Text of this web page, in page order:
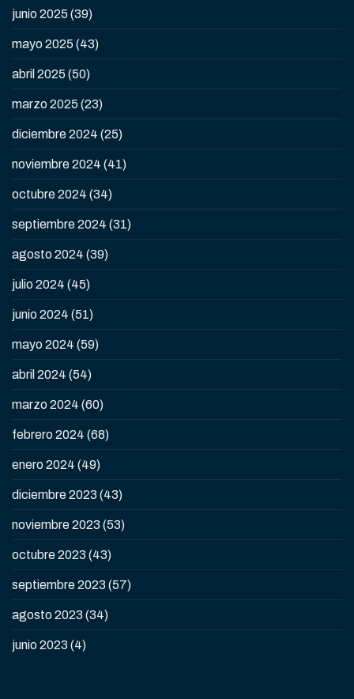
junio 2025 (39)
mayo 2025 (43)
abril 2025 (50)
marzo 2025 (23)
diciembre 2024 (25)
noviembre 2024 (41)
octubre 2024 (34)
septiembre 2024 (31)
agosto 2024 (39)
julio 2024 (45)
junio 2024 (51)
mayo 2024 (59)
abril 2024 (54)
marzo 2024 (60)
febrero 2024 (68)
enero 2024 (49)
diciembre 2023 (43)
noviembre 2023 (53)
octubre 2023 (43)
septiembre 2023 (57)
agosto 2023 (34)
junio 2023 (4)